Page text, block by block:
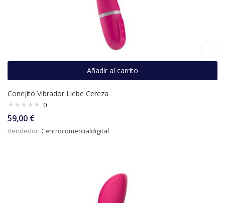
Añadir al carrito
Conejito Vibrador Liebe Cereza
0
59,00 €
Vendedor: Centrocomercialdigital